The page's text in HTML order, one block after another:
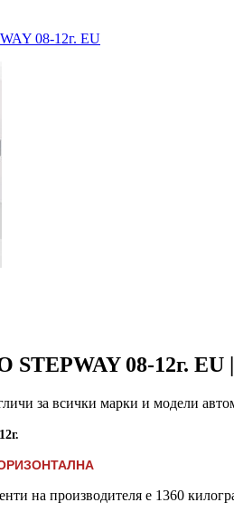
08-12г. EU
STEPWAY 08-12г.
за всички марки и модели
на производителя е 1360